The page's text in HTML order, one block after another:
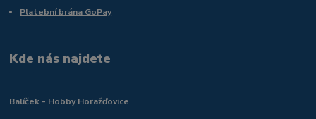
Platební brána GoPay
Kde nás najdete
Balíček - Hobby Horažďovice